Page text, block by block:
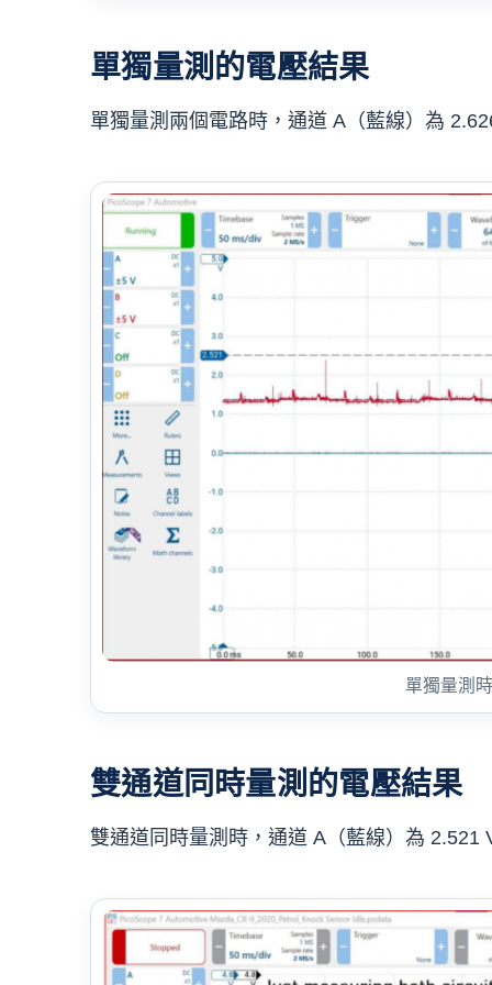
單獨量測的電壓結果
單獨量測兩個電路時，通道 A（藍線）為
單獨量測
雙通道同時量測的電壓結果
雙通道同時量測時，通道 A（藍線）為 2.521